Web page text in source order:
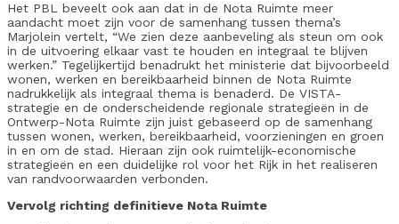
Het PBL beveelt ook aan dat in de Nota Ruimte meer
aandacht moet zijn voor de samenhang tussen thema’s
Marjolein vertelt, “We zien deze aanbeveling als steun om ook
in de uitvoering elkaar vast te houden en integraal te blijven
werken.” Tegelijkertijd benadrukt het ministerie dat bijvoorbeeld
wonen, werken en bereikbaarheid binnen de Nota Ruimte
nadrukkelijk als integraal thema is benaderd. De VISTA-
strategie en de onderscheidende regionale strategieën in de
Ontwerp-Nota Ruimte zijn juist gebaseerd op de samenhang
tussen wonen, werken, bereikbaarheid, voorzieningen en groen
in en om de stad. Hieraan zijn ook ruimtelijk-economische
strategieën en een duidelijke rol voor het Rijk in het realiseren
van randvoorwaarden verbonden.
Vervolg richting definitieve Nota Ruimte